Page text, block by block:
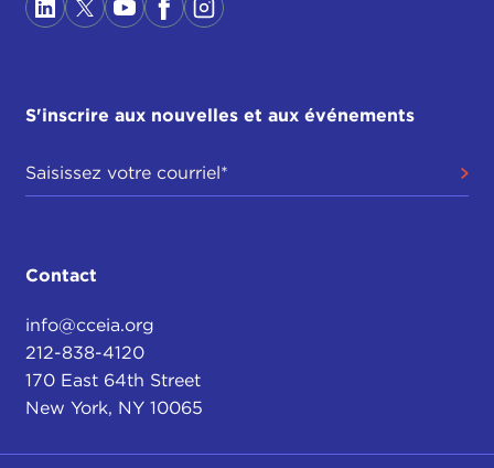
S'inscrire aux nouvelles et aux événements
Contact
info@cceia.org
212-838-4120
170 East 64th Street
New York, NY 10065